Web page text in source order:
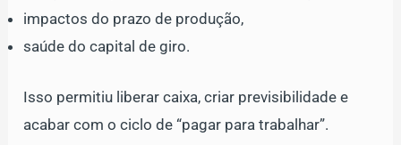
impactos do prazo de produção,
saúde do capital de giro.
Isso permitiu liberar caixa, criar previsibilidade e
acabar com o ciclo de “pagar para trabalhar”.